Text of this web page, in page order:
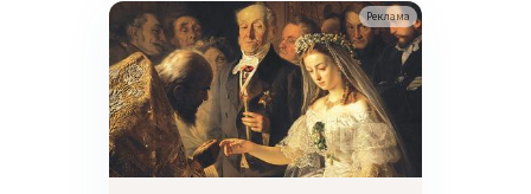
Реклама